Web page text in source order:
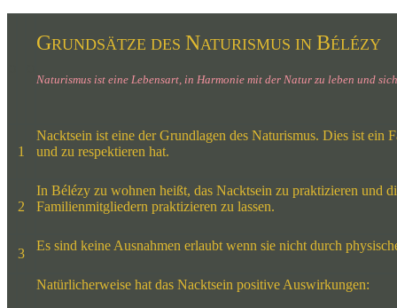
GRUNDSÄTZE DES NATURISMUS IN BÉLÉZY
Naturismus ist eine Lebensart, in Harmonie mit der Natur zu leben und
1
Nacktsein ist eine der Grundlagen des Naturismus. Dies ist ein
und zu respektieren hat.
2
In Bélézy zu wohnen heißt, das Nacktsein zu praktizieren und
Familienmitgliedern praktizieren zu lassen.
3
Es sind keine Ausnahmen erlaubt wenn sie nicht durch
Natürlicherweise hat das Nacktsein positive Auswirkungen: